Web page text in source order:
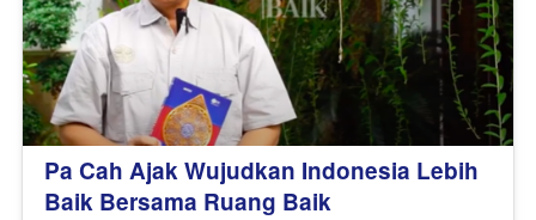
Pa Cah Ajak Wujudkan Indonesia Lebih
Baik Bersama Ruang Baik